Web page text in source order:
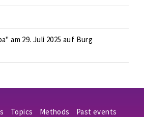
am 29. Juli 2025 auf Burg
Topics Methods Past events